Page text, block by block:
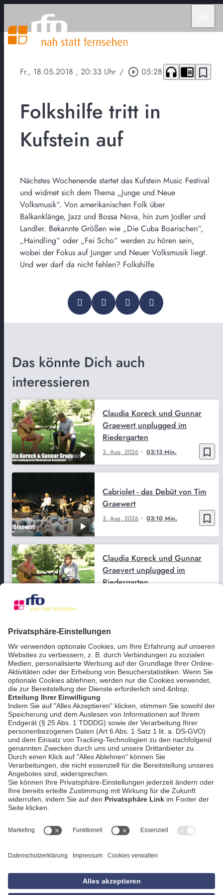
Fr., 18.05.2018 , 20:33 Uhr / play_circle_outline 05:28 headphones chrome_reader_mode bookmark_border
Folkshilfe tritt in
Kufstein auf
Nächstes Wochenende startet das Kufstein Music Festival
und widmet sich dem Thema „Junge und Neue
Volksmusik“. Von amerikanischen Folk über
Balkanklänge, Jazz und Bossa Nova, hin zum Jodler und
Landler. Bekannte Größen wie „Die Cuba Boarischen“,
„Haindling“ oder „Fei Scho“ werden zu hören sein,
wobei der Fokus auf Junger und Neuer Volksmusik liegt.
Und wer darf da nicht fehlen? Folkshilfe
Das könnte Dich auch
interessieren
bookmark_border
3. Aug. 2026 03:13 Min.
Claudia Koreck und Gunnar
Graewert unplugged im
Riedergarten
bookmark_border
3. Aug. 2026 03:10 Min.
Cabriolet - das Debüt von Tim
Graewert
Claudia Koreck und Gunnar
Graevert unplugged im
Riedergarten
bookmark_border
12. Juli 2026 06:25 Min.
The Red Devils auf dem
Sommerfestival 2017
AGB
Datenschutzerklärung
Empfang